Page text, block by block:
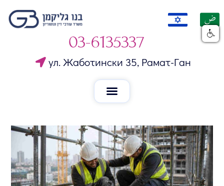
03-6135337
ул. Жаботински 35, Рамат-Ган